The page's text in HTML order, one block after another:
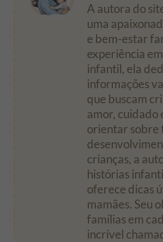
A autora do
uma
e bem-estar
experiência
infantil, ela
informações
que buscam
amor, cuidado
orientar sobre
crianças, a
histórias
oferece dicas
mamães. Seu
famílias em
incrível